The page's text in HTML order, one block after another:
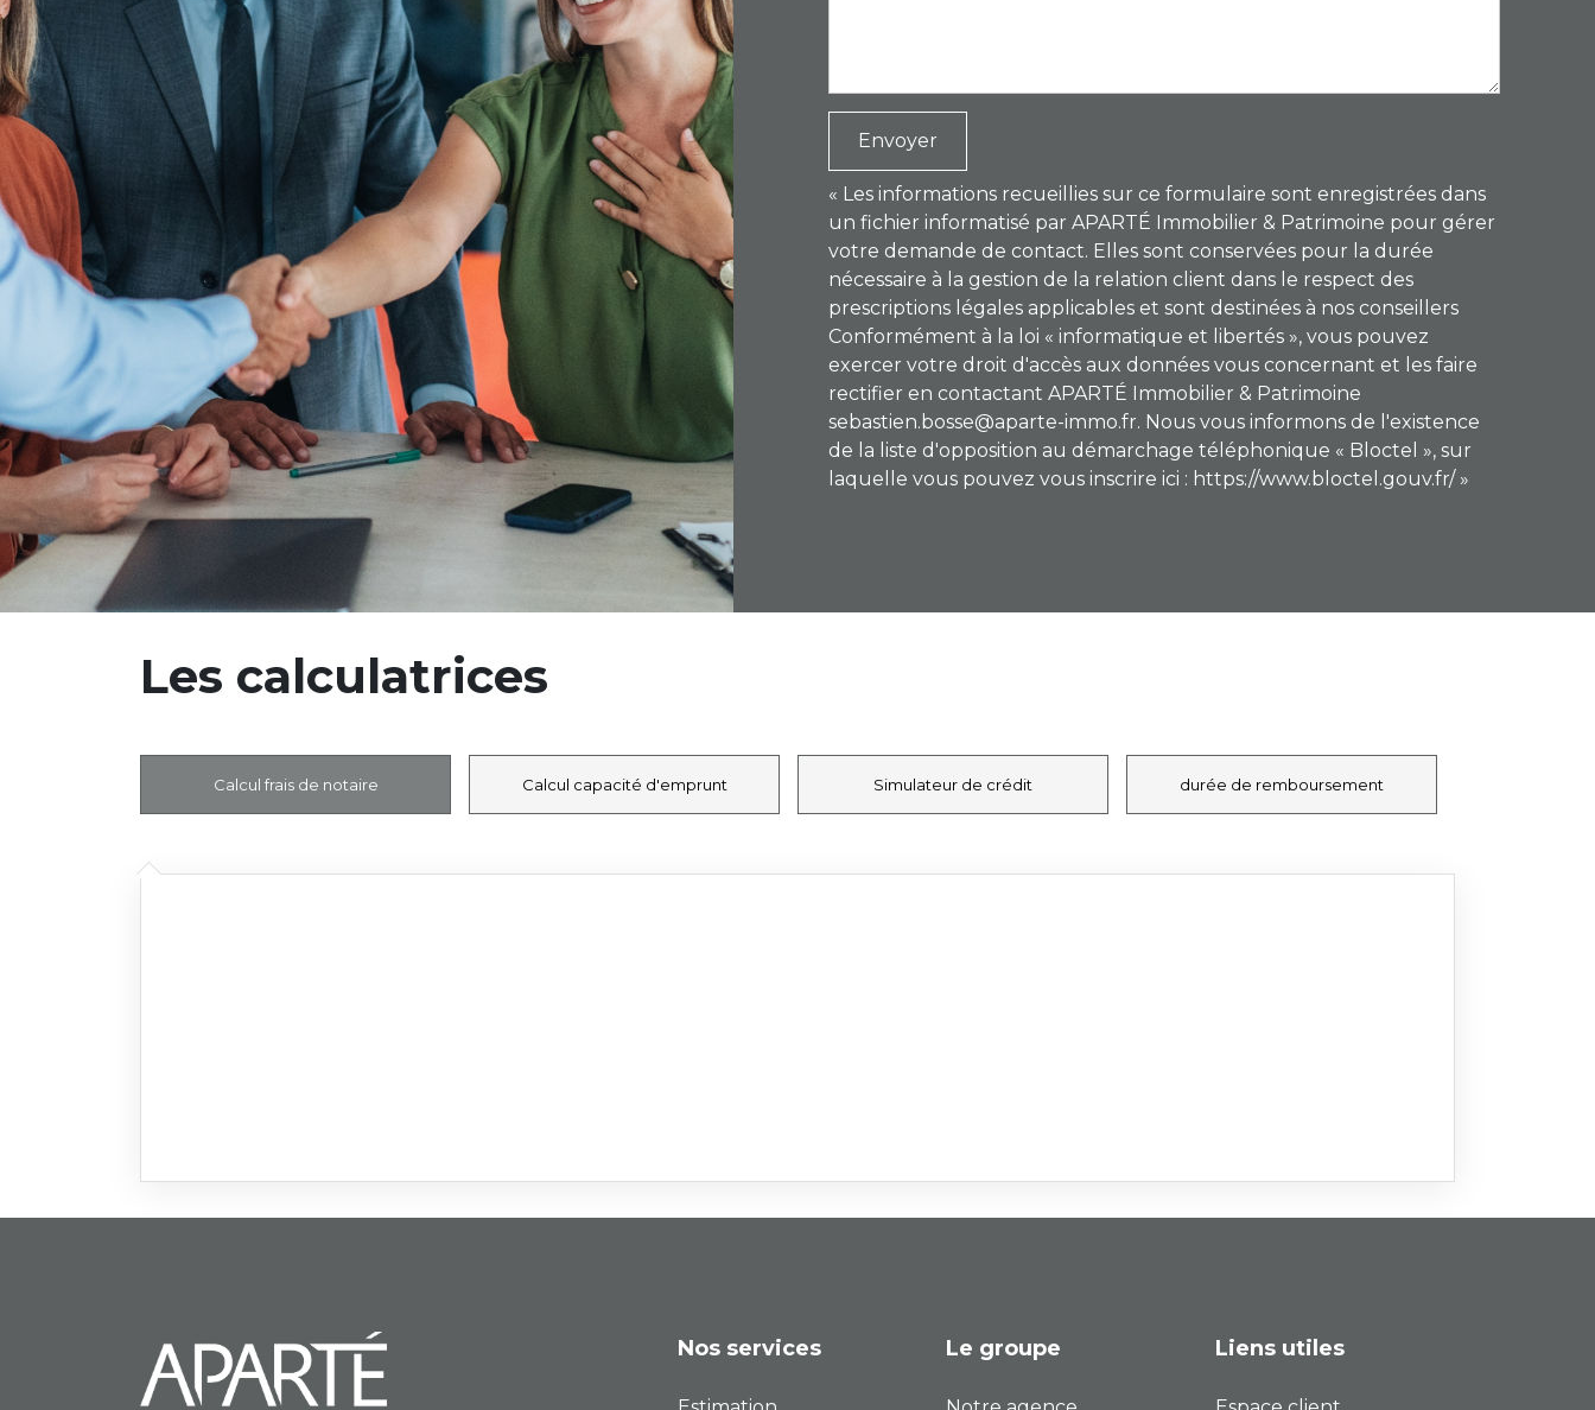
Envoyer
« Les informations recueillies sur ce formulaire sont enregistrées dans
un fichier informatisé par APARTÉ Immobilier & Patrimoine pour gérer
votre demande de contact. Elles sont conservées pour la durée
nécessaire à la gestion de la relation client dans le respect des
prescriptions légales applicables et sont destinées à nos conseillers
Conformément à la loi « informatique et libertés », vous pouvez
exercer votre droit d'accès aux données vous concernant et les faire
rectifier en contactant APARTÉ Immobilier & Patrimoine
sebastien.bosse@aparte-immo.fr. Nous vous informons de l'existence
de la liste d'opposition au démarchage téléphonique « Bloctel », sur
laquelle vous pouvez vous inscrire ici : https://www.bloctel.gouv.fr/ »
Les calculatrices
Calcul frais de notaire Calcul capacité d'emprunt Simulateur de crédit durée de remboursement
Nos services Le groupe Liens utiles